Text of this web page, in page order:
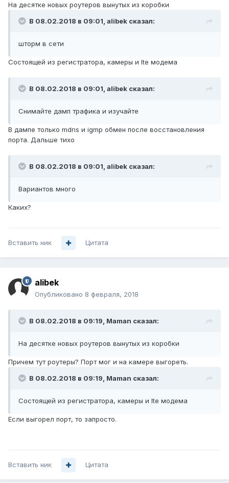
На десятке новых роутеров вынутых из коробки
В 08.02.2018 в 09:01, alibek сказал:
шторм в сети
Состоящей из регистратора, камеры и lte модема
В 08.02.2018 в 09:01, alibek сказал:
Снимайте дамп трафика и изучайте
В дампе только mdns и igmp обмен после восстановления
порта. Дальше тихо
В 08.02.2018 в 09:01, alibek сказал:
Вариантов много
Каких?
Вставить ник Цитата
alibek
Опубликовано 8 февраля, 2018
В 08.02.2018 в 09:19, Maman сказал:
На десятке новых роутеров вынутых из коробки
Причем тут роутеры? Порт мог и на камере выгореть.
В 08.02.2018 в 09:19, Maman сказал:
Состоящей из регистратора, камеры и lte модема
Если выгорел порт, то запросто.
Вставить ник Цитата